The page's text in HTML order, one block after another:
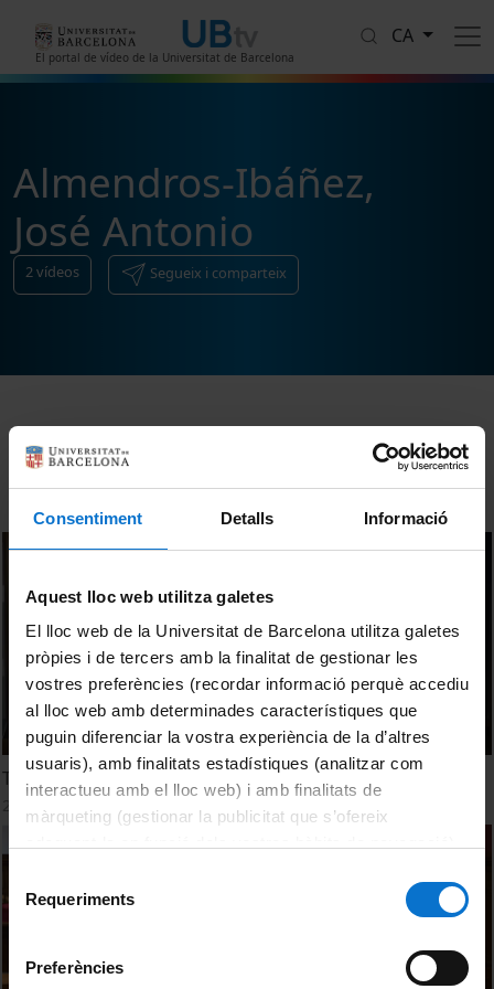
Consentiment Detalls Informació
Aquest lloc web utilitza galetes
El lloc web de la Universitat de Barcelona utilitza galetes
pròpies i de tercers amb la finalitat de gestionar les
vostres preferències (recordar informació perquè accediu
al lloc web amb determinades característiques que
puguin diferenciar la vostra experiència de la d’altres
usuaris), amb finalitats estadístiques (analitzar com
interactueu amb el lloc web) i amb finalitats de
màrqueting (gestionar la publicitat que s’ofereix
consultar laPolítica de galetes del lloc web de la
de
consentiment
Requeriments
Preferències
El portal de vídeo de la Universitat de Barcelona
CA
Almendros-Ibáñez,
José Antonio
2vídeos Segueix i comparteix
Ordenar
Thermal energy storage SHTES